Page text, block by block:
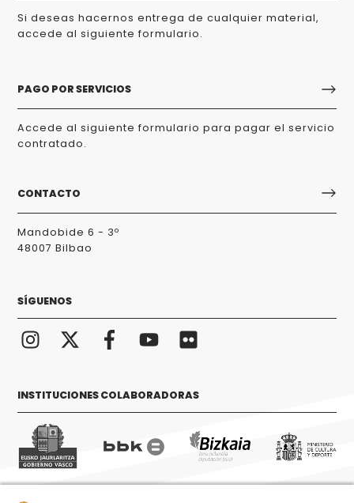
Si deseas hacernos entrega de cualquier material,
accede al siguiente formulario.
PAGO POR SERVICIOS
Accede al siguiente formulario para pagar el servicio
contratado.
CONTACTO
Mandobide 6 - 3º
48007 Bilbao
SÍGUENOS
INSTITUCIONES COLABORADORAS